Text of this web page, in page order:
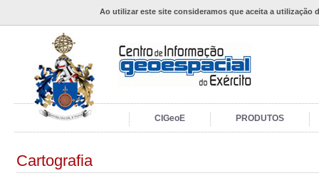
Ao utilizar este site consideramos que aceita a utilização
CIGeoE PRODUTOS
Cartografia